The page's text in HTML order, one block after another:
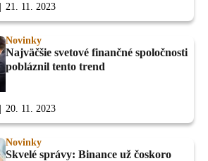
21. 11. 2023
Novinky
Najväčšie svetové finančné spoločnosti
pobláznil tento trend
20. 11. 2023
Novinky
Skvelé správy: Binance už čoskoro